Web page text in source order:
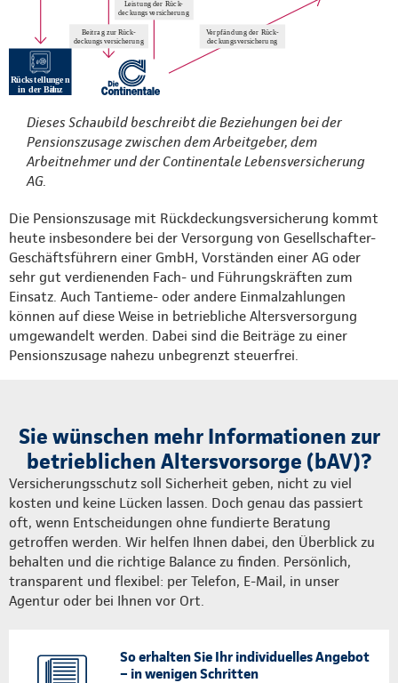
Dieses Schaubild beschreibt die Beziehungen bei der
Pensionszusage zwischen dem Arbeitgeber, dem
Arbeitnehmer und der Continentale Lebensversicherung
AG.
Die Pensionszusage mit Rückdeckungsversicherung kommt
heute insbesondere bei der Versorgung von Gesellschafter-
Geschäftsführern einer GmbH, Vorständen einer AG oder
sehr gut verdienenden Fach- und Führungskräften zum
Einsatz. Auch Tantieme- oder andere Einmalzahlungen
können auf diese Weise in betriebliche Altersversorgung
umgewandelt werden. Dabei sind die Beiträge zu einer
Pensionszusage nahezu unbegrenzt steuerfrei.
Sie wünschen mehr Informationen zur
betrieblichen Altersvorsorge (bAV)?
Versicherungsschutz soll Sicherheit geben, nicht zu viel
kosten und keine Lücken lassen. Doch genau das passiert
oft, wenn Entscheidungen ohne fundierte Beratung
getroffen werden. Wir helfen Ihnen dabei, den Überblick zu
behalten und die richtige Balance zu finden. Persönlich,
transparent und flexibel: per Telefon, E-Mail, in unser
Agentur oder bei Ihnen vor Ort.
So erhalten Sie Ihr individuelles Angebot
– in wenigen Schritten